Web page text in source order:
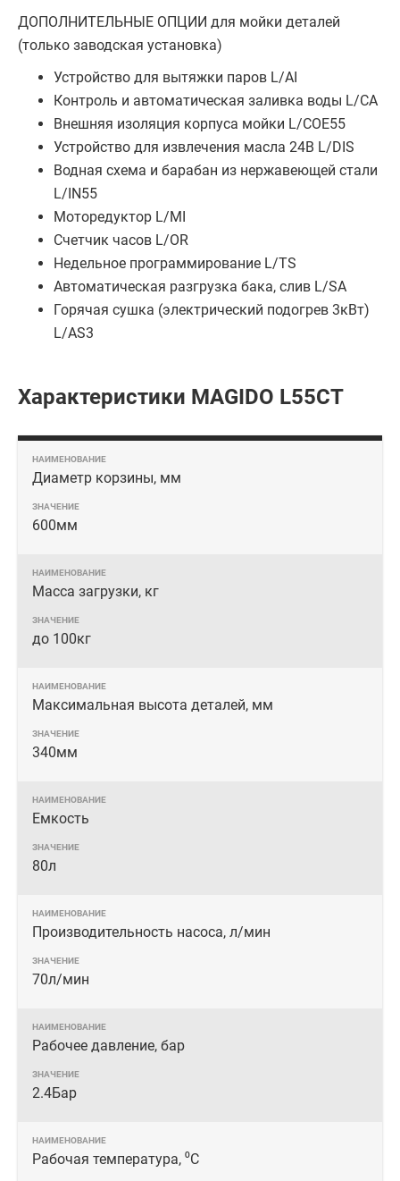
ДОПОЛНИТЕЛЬНЫЕ ОПЦИИ для мойки деталей
(только заводская установка)
Устройство для вытяжки паров L/AI
Контроль и автоматическая заливка воды L/CA
Внешняя изоляция корпуса мойки L/COE55
Устройство для извлечения масла 24В L/DIS
Водная схема и барабан из нержавеющей стали
L/IN55
Моторедуктор L/MI
Счетчик часов L/OR
Недельное программирование L/TS
Автоматическая разгрузка бака, слив L/SA
Горячая сушка (электрический подогрев 3кВт)
L/AS3
Характеристики MAGIDO L55CT
Диаметр корзины, мм
600мм
Масса загрузки, кг
до 100кг
Максимальная высота деталей, мм
340мм
Емкость
80л
Производительность насоса, л/мин
70л/мин
Рабочее давление, бар
2.4Бар
Рабочая температура, ⁰С